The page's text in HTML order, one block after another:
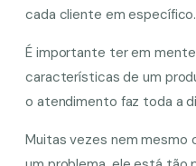
cada cliente em específico.
É importante ter em
características de um
o atendimento faz toda a
Muitas vezes nem mesmo